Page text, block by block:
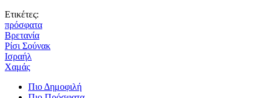
Ετικέτες:
πρόσφατα
Βρετανία
Ρίσι Σούνακ
Ισραήλ
Χαμάς
Πιο Δημοφιλή